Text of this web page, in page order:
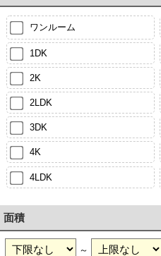
ワンルーム
1DK
2K
2LDK
3DK
4K
4LDK
面積
～